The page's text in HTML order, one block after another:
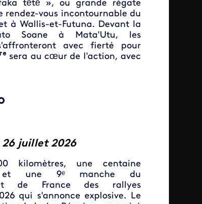
tētē », ou grande régate
rendez-vous incontournable du
à Wallis-et-Futuna. Devant la
Soane à Mata'Utu, les
avec fierté pour
sera au cœur de l'action, avec
26 juillet 2026
kilomètres, une centaine
et une 9ᵉ manche du
de France des rallyes
qui s'annonce explosive. Le